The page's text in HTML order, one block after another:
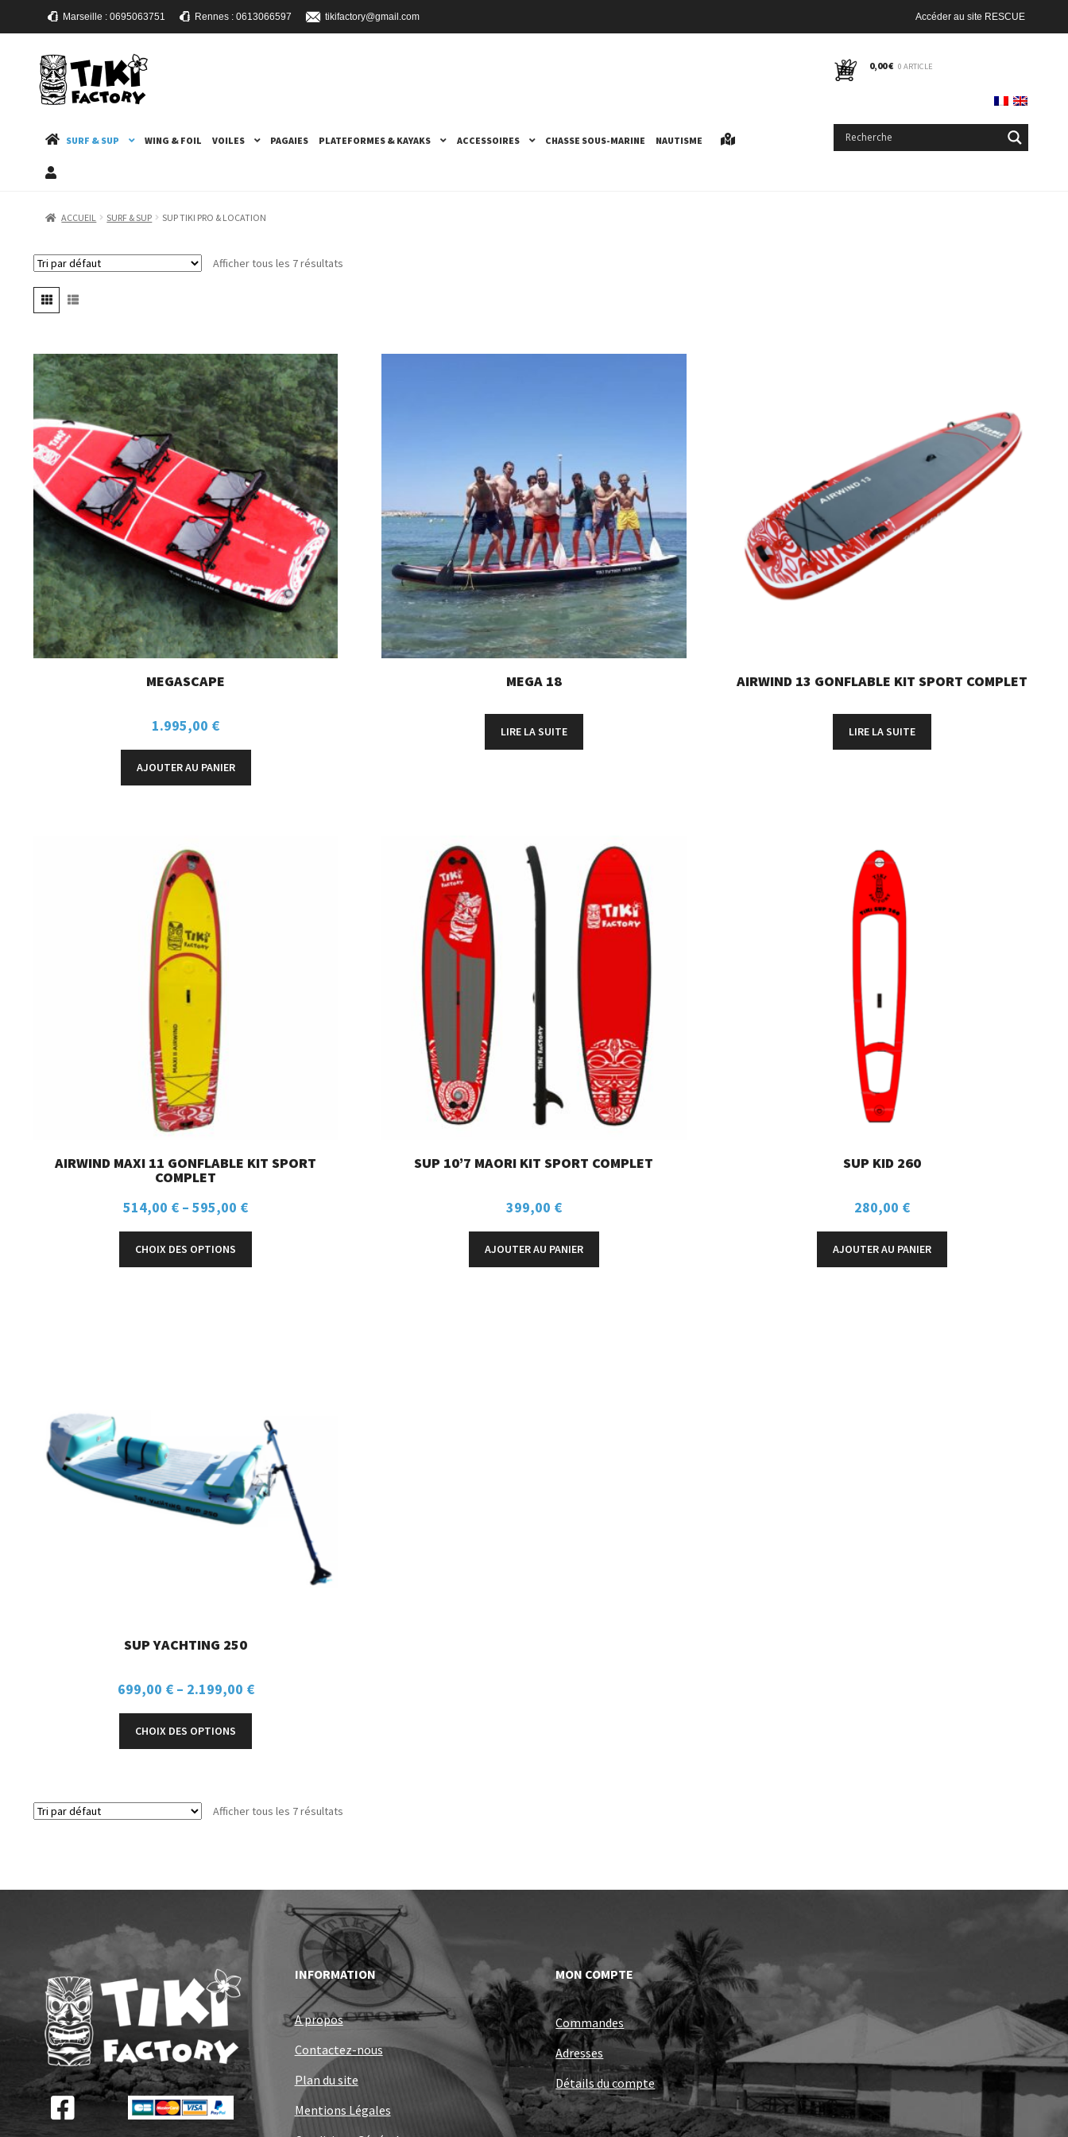
Marseille : 0695063751 Rennes : 0613066597 tikifactory@gmail.com Accéder au site RESCUE
ALLER
LA
NAVIGATION
ALLER
AU
CONTENU
SURF & SUP WING & FOIL VOILES PAGAIES PLATEFORMES & KAYAKS ACCESSOIRES CHASSE SOUS-MARINE NAUTISME
0,00€ 0 ARTICLE
ACCUEIL SURF & SUP SUP TIKI PRO & LOCATION
Afficher tous les 7 résultats
MEGASCAPE
1.995,00 €
AJOUTER AU PANIER
MEGA 18
LIRE LA SUITE
AIRWIND 13 GONFLABLE KIT SPORT COMPLET
LIRE LA SUITE
AIRWIND MAXI 11 GONFLABLE KIT SPORT
COMPLET
514,00 € –595,00 €
CHOIX DES OPTIONS
SUP 10’7 MAORI KIT SPORT COMPLET
399,00 €
AJOUTER AU PANIER
SUP KID 260
280,00 €
AJOUTER AU PANIER
SUP YACHTING 250
699,00 €– 2.199,00 €
CHOIX DES OPTIONS
Afficher tous les 7 résultats
INFORMATION
A propos
Contactez-nous
Plan du site
Mentions Légales
MON COMPTE
Commandes
Adresses
Détails du compte